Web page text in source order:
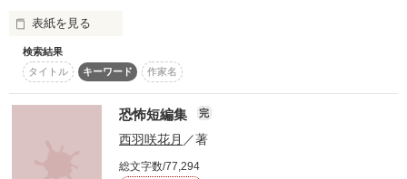
ジャンル
表紙を見る
「クレジット人間」
目が覚めると見知らぬ遊園地の中にいた。
まわりには彼氏と、同じ学校を先輩カップル。
検索結果
タイトル
キーワード 作家名
恐怖短編集 完
西羽咲花月 ／著
総文字数/77,294